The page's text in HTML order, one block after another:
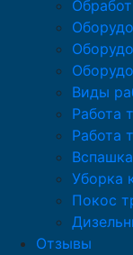
Виды
Работа
Работа
Уборка
Покос
Отзывы